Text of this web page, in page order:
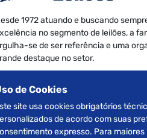
1972 atuando e buscando
no segmento de leilões, a
se de ser referência e uma
destaque no setor.
Imóveis Judiciais e
Equipamentos, Informática e Móveis
de Cookies
site usa cookies obrigatórios
de acordo com suas
expresso. Para